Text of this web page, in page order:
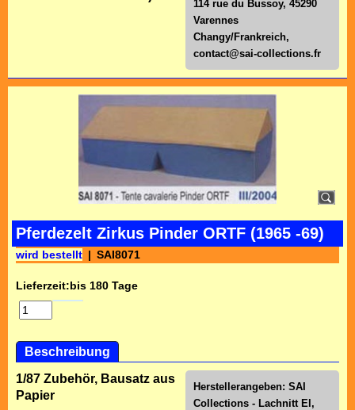
114 rue du Bussoy, 45290
Varennes
Changy/Frankreich,
contact@sai-collections.fr
Pferdezelt Zirkus Pinder ORTF (1965 -69)
wird bestellt SAI8071
Lieferzeit:bis 180 Tage
Beschreibung
Herstellerangeben: SAI
Collections - Lachnitt El,
1/87 Zubehör, Bausatz aus
Papier